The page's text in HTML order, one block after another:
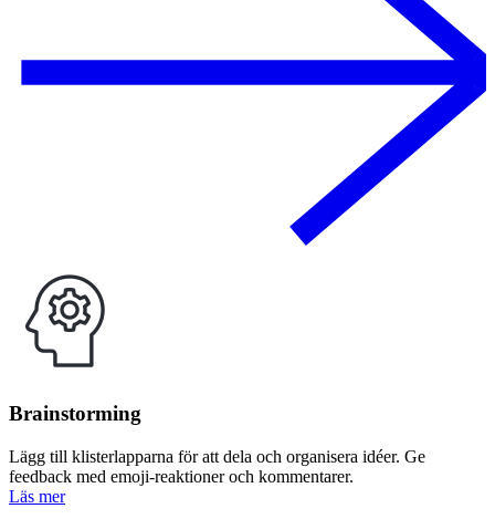
Brainstorming
Lägg till klisterlapparna för att dela och organisera idéer. Ge
feedback med emoji-reaktioner och kommentarer.
Läs mer